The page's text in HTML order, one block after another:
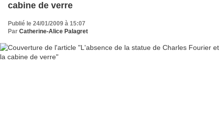
cabine de verre
Publié le 24/01/2009 à 15:07
Par Catherine-Alice Palagret